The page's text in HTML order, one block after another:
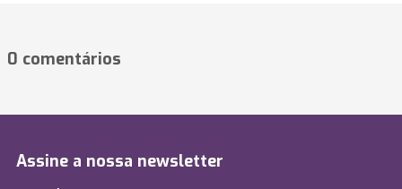
0 comentários
Assine a nossa newsletter